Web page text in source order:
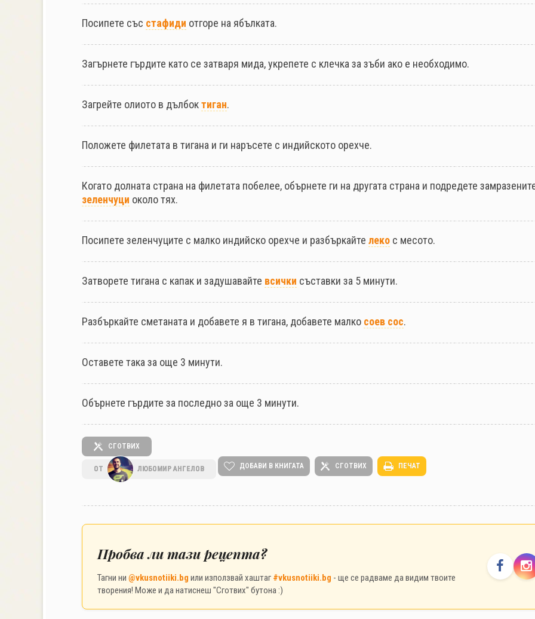
Посипете със стафиди отгоре на ябълката.
Загърнете гърдите като се затваря мида, укрепете с клечка за зъби ако е необходимо.
Загрейте олиото в дълбоктиган.
Положете филетата в тигана и ги наръсете с индийското орехче.
Когато долната страна на филетата побелее, обърнете ги на другата страна и подредете
зеленчуци около тях.
Посипете зеленчуците с малко индийско орехче и разбъркайте леко с месото.
Затворете тигана с капак и задушавайте всички съставки за 5 минути.
Разбъркайте сметаната и добавете я в тигана, добавете малко соев сос.
Оставете така за още 3 минути.
Обърнете гърдите за последно за още 3 минути.
СГОТВИХ
ОТ ЛЮБОМИР АНГЕЛОВ ДОБАВИ В КНИГАТА СГОТВИХ ПЕЧАТ
Пробва ли тази рецепта?
Тагни ни @vkusnotiiki.bg или използвай хаштаг #vkusnotiiki.bg - ще се радваме да видим твоите
творения! Може и да натиснеш "Сготвих" бутона :)